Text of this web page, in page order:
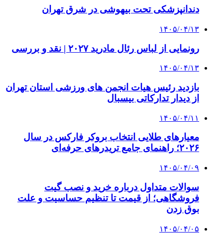
دندانپزشکی تحت بیهوشی در شرق تهران
۱۴۰۵/۰۴/۱۳
رونمایی از لباس رئال مادرید ۲۰۲۷ | نقد و بررسی
۱۴۰۵/۰۴/۱۳
بازدید رئیس هیات انجمن های ورزشی استان تهران
از دیدار تدارکاتی بیسبال
۱۴۰۵/۰۴/۱۱
معیارهای طلایی انتخاب بروکر فارکس در سال
۲۰۲۶؛ راهنمای جامع تریدرهای حرفه‌ای
۱۴۰۵/۰۴/۰۹
سوالات متداول درباره خرید و نصب گیت
فروشگاهی؛ از قیمت تا تنظیم حساسیت و علت
بوق زدن
۱۴۰۵/۰۴/۰۵